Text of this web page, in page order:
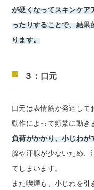
が硬くなってスキンケア
ったりすることで、結果
ります。
３：口元
口元は表情筋が発達して
動作によって頻繁に動き
負荷がかかり、小じわが
腺や汗腺が少ないため、
てしまいます。
また喫煙も、小じわを